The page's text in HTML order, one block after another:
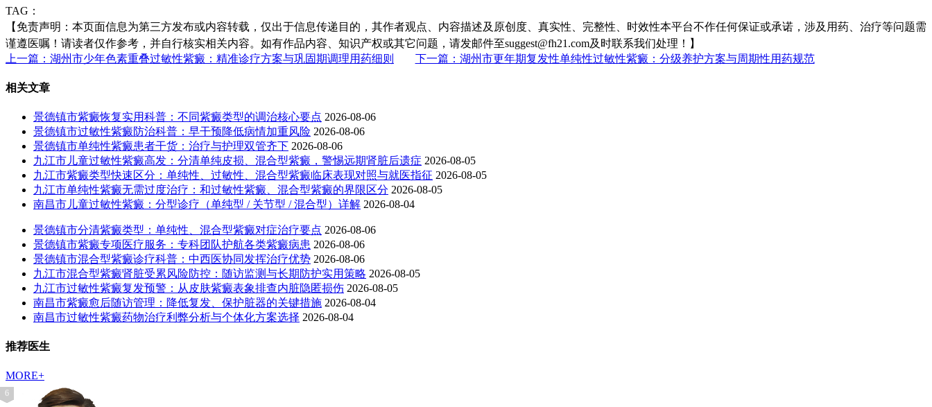
TAG：
【免责声明：本页面信息为第三方发布或内容转载，仅出于信息传递目的，其作者观点、内容描述及原创度、真实性、完整性、时效性本平台不作任何保证或承诺，涉及用药、治疗等问题需
谨遵医嘱！请读者仅作参考，并自行核实相关内容。如有作品内容、知识产权或其它问题，请发邮件至suggest@fh21.com及时联系我们处理！】
上一篇：湖州市少年色素重叠过敏性紫癜：精准诊疗方案与巩固期调理用药细则
下一篇：湖州市更年期复发性单纯性过敏性紫癜：分级养护方案与周期性用药规范
相关文章
景德镇市紫癜恢复实用科普：不同紫癜类型的调治核心要点 2026-08-06
景德镇市过敏性紫癜防治科普：早干预降低病情加重风险 2026-08-06
景德镇市单纯性紫癜患者干货：治疗与护理双管齐下 2026-08-06
九江市儿童过敏性紫癜高发：分清单纯皮损、混合型紫癜，警惕远期肾脏后遗症 2026-08-05
九江市紫癜类型快速区分：单纯性、过敏性、混合型紫癜临床表现对照与就医指征 2026-08-05
九江市单纯性紫癜无需过度治疗：和过敏性紫癜、混合型紫癜的界限区分 2026-08-05
南昌市儿童过敏性紫癜：分型诊疗（单纯型 / 关节型 / 混合型）详解 2026-08-04
景德镇市分清紫癜类型：单纯性、混合型紫癜对症治疗要点 2026-08-06
景德镇市紫癜专项医疗服务：专科团队护航各类紫癜病患 2026-08-06
景德镇市混合型紫癜诊疗科普：中西医协同发挥治疗优势 2026-08-06
九江市混合型紫癜肾脏受累风险防控：随访监测与长期防护实用策略 2026-08-05
九江市过敏性紫癜复发预警：从皮肤紫癜表象排查内脏隐匿损伤 2026-08-05
南昌市紫癜愈后随访管理：降低复发、保护脏器的关键措施 2026-08-04
南昌市过敏性紫癜药物治疗利弊分析与个体化方案选择 2026-08-04
推荐医生
MORE+
1
2
3
4
5
6